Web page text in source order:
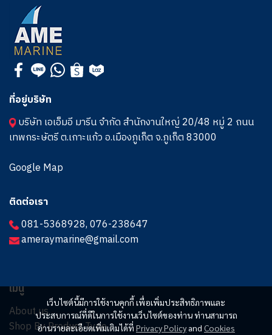
เว็บไซต์นี้มีการใช้งานคุกกี้ เพื่อเพิ่มประสิทธิภาพและ
ประสบการณ์ที่ดีในการใช้งานเว็บไซต์ของท่าน ท่านสามารถ
อ่านรายละเอียดเพิ่มเติมได้ที่ Privacy Policyand Cookies
ที่อยู่บริษัท
บริษัท เอเอ็มอี มารีน จำกัด สำนักงานใหญ่ 20/48 หมู่ 2 ถนน
เทพกระษัตรี ต.เกาะแก้ว อ.เมืองภูเก็ต จ.ภูเก็ต 83000
Google Map
ติดต่อเรา
081-5368928,076-238647
ameraymarine@gmail.com
เมนู
About us
Shop By Product Type